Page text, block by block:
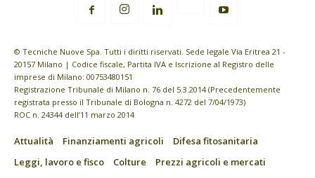
© Tecniche Nuove Spa. Tutti i diritti riservati. Sede legale Via Eritrea 21 -
20157 Milano | Codice fiscale, Partita IVA e Iscrizione al Registro delle
imprese di Milano: 00753480151
Registrazione Tribunale di Milano n. 76 del 5.3.2014 (Precedentemente
registrata presso il Tribunale di Bologna n. 4272 del 7/04/1973)
ROC n. 24344 dell’11 marzo 2014
Attualità Finanziamenti agricoli
Difesa fitosanitaria
Leggi, lavoro e fisco
Colture
Prezzi agricoli e mercati